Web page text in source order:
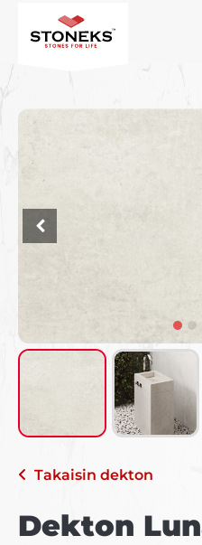
Takaisin dekton
Dekton